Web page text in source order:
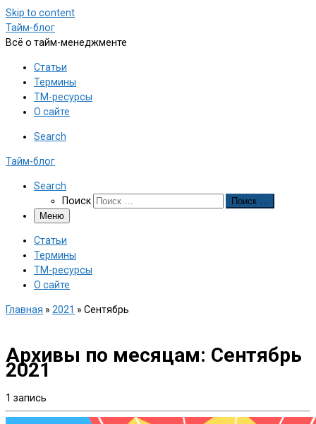
Skip to content
Тайм-блог
Всё о тайм-менеджменте
Статьи
Термины
ТМ-ресурсы
О сайте
Search
Тайм-блог
Search
Поиск
Поиск …
Меню
Статьи
Термины
ТМ-ресурсы
О сайте
Главная » 2021 » Сентябрь
Архивы по месяцам: Сентябрь
2021
1 запись